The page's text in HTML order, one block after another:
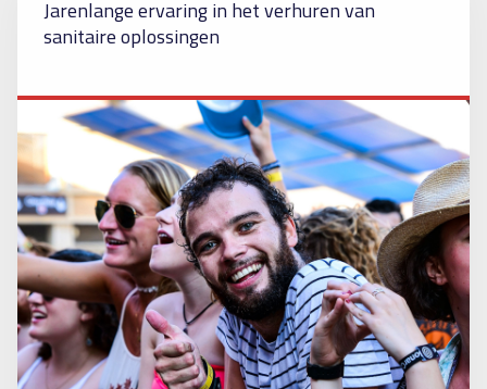
Jarenlange ervaring in het verhuren van
sanitaire oplossingen